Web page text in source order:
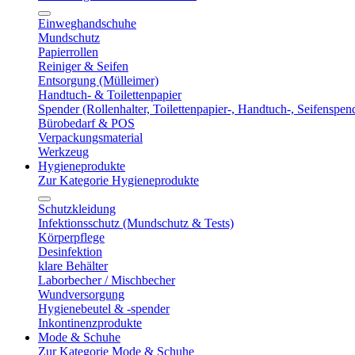
Einweghandschuhe
Mundschutz
Papierrollen
Reiniger & Seifen
Entsorgung (Mülleimer)
Handtuch- & Toilettenpapier
Spender (Rollenhalter, Toilettenpapier-, Handtuch-,
Bürobedarf & POS
Verpackungsmaterial
Werkzeug
Hygieneprodukte
Zur Kategorie Hygieneprodukte
Schutzkleidung
Infektionsschutz (Mundschutz & Tests)
Körperpflege
Desinfektion
klare Behälter
Laborbecher / Mischbecher
Wundversorgung
Hygienebeutel & -spender
Inkontinenzprodukte
Mode & Schuhe
Zur Kategorie Mode & Schuhe